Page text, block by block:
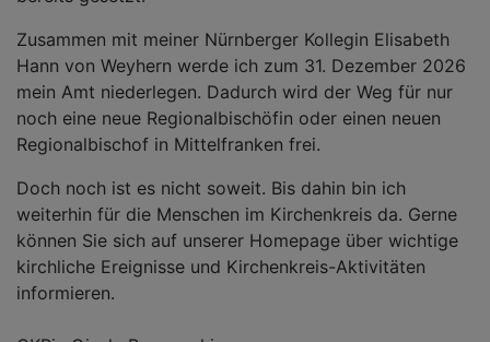
Zusammen mit meiner Nürnberger Kollegin Elisabeth
Hann von Weyhern werde ich zum 31. Dezember 2026
mein Amt niederlegen. Dadurch wird der Weg für nur
noch eine neue Regionalbischöfin oder einen neuen
Regionalbischof in Mittelfranken frei.
Doch noch ist es nicht soweit. Bis dahin bin ich
weiterhin für die Menschen im Kirchenkreis da. Gerne
können Sie sich auf unserer Homepage über wichtige
kirchliche Ereignisse und Kirchenkreis-Aktivitäten
informieren.